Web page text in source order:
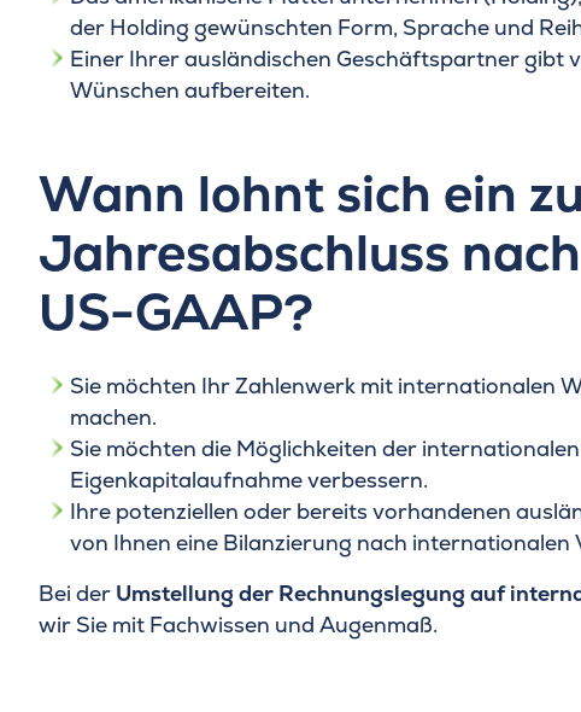
der Holding gewünschten Form, Sprache und
Einer Ihrer ausländischen Geschäftspartner gibt
Wünschen aufbereiten.
Wann lohnt sich ein
Jahresabschluss
US-GAAP?
Sie möchten Ihr Zahlenwerk mit internationalen
machen.
Sie möchten die Möglichkeiten der
Eigenkapitalaufnahme verbessern.
Ihre potenziellen oder bereits vorhandenen
von Ihnen eine Bilanzierung nach internationalen
Bei der Umstellung der Rechnungslegung auf
wir Sie mit Fachwissen und Augenmaß.